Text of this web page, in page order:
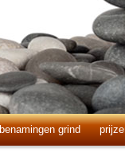
benamingen grind